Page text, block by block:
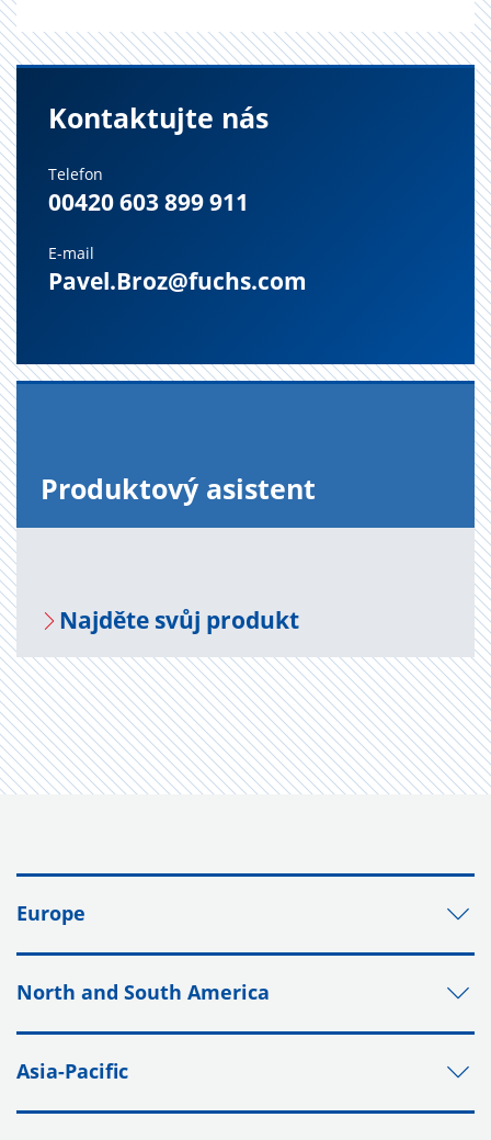
Kontaktujte nás
Telefon
00420 603 899 911
E-mail
Pavel.Broz@fuchs.com
Pro­duk­to­vý asi­s­tent
Na­jdě­te svůj pro­dukt
Europe
North and South America
Asia-Pacific